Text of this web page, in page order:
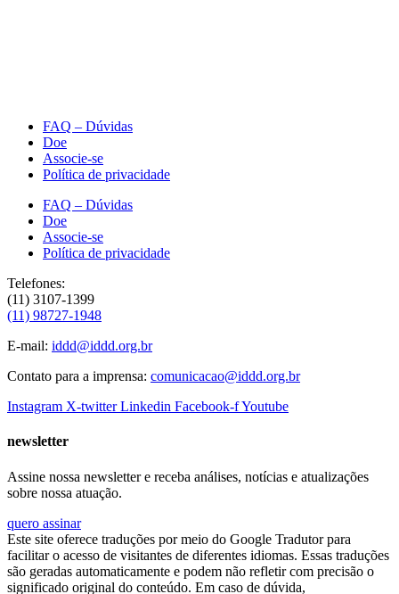
FAQ – Dúvidas
Doe
Associe-se
Política de privacidade
FAQ – Dúvidas
Doe
Associe-se
Política de privacidade
Telefones:
(11) 3107-1399
(11) 98727-1948
E-mail: iddd@iddd.org.br
Contato para a imprensa: comunicacao@iddd.org.br
Instagram X-twitter Linkedin Facebook-fYoutube
newsletter
Assine nossa newsletter e receba análises, notícias e atualizações
sobre nossa atuação.
quero assinar
Este site oferece traduções por meio do Google Tradutor para
facilitar o acesso de visitantes de diferentes idiomas. Essas traduções
são geradas automaticamente e podem não refletir com precisão o
significado original do conteúdo. Em caso de dúvida,